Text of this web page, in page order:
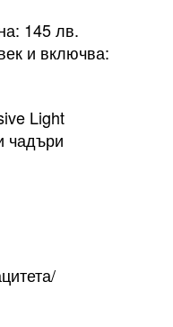
145 лв.
и включва:
Light
чадъри